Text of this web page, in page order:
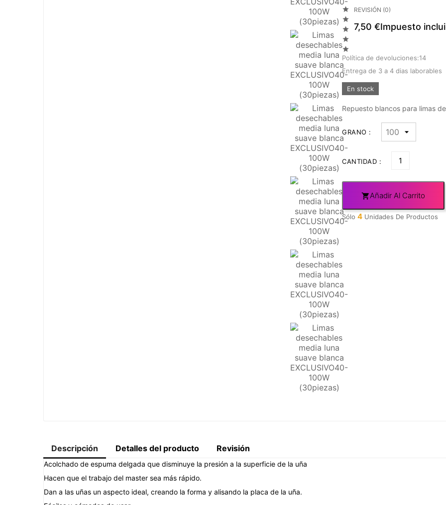





REVISIÓN (0)
7,50 €Impuesto
Política de devoluciones:14
Entrega de 3 a 4 dias laborables
En stock
Repuesto blancos para limas
GRANO :
CANTIDAD :
Añadir Al Carrito
Sólo 4 Unidades De Productos
Descripción Detalles del producto Revisión
Acolchado de espuma delgada que disminuye la presión a la superficie de la uña
Hacen que el trabajo del master sea más rápido.
Dan a las uñas un aspecto ideal, creando la forma y alisando la placa de la uña.